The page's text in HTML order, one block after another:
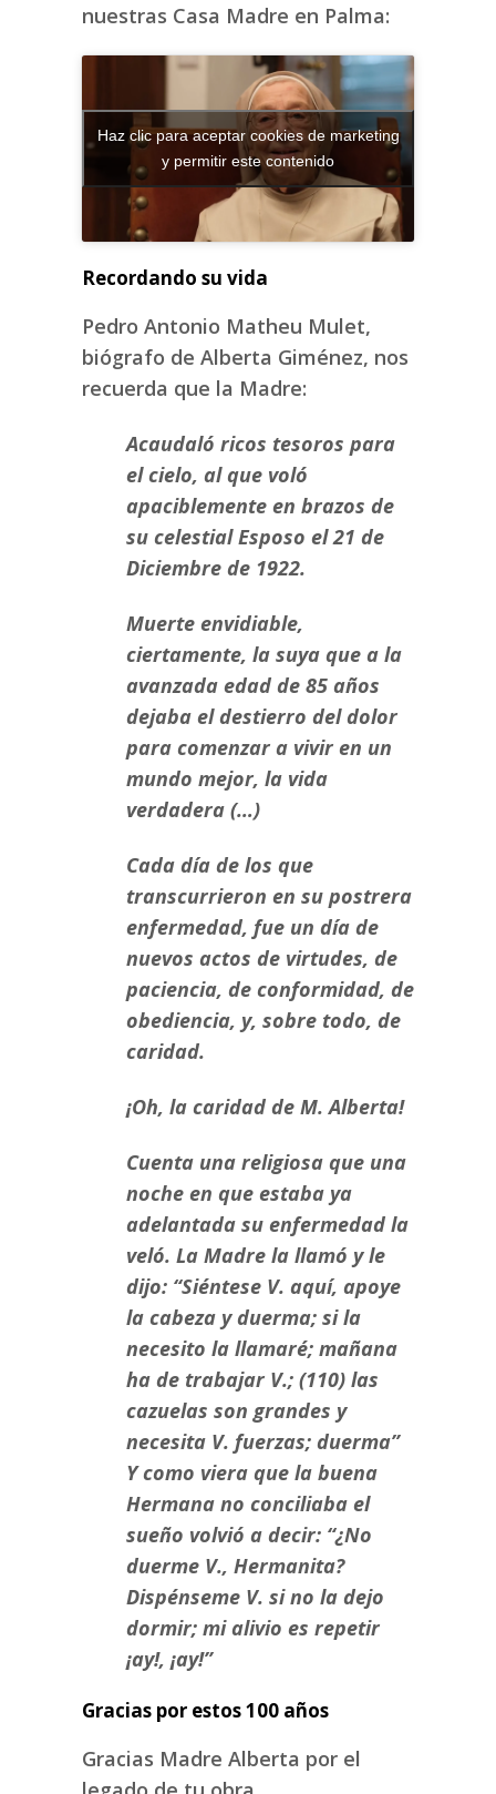
nuestras Casa Madre en Palma:
Haz clic para aceptar cookies de marketing
y permitir este contenido
Recordando su vida
Pedro Antonio Matheu Mulet,
biógrafo de Alberta Giménez, nos
recuerda que la Madre:
Acaudaló ricos tesoros para
el cielo, al que voló
apaciblemente en brazos de
su celestialEsposo el 21 de
Diciembre de 1922.
Muerte envidiable,
ciertamente, la suya que a la
avanzada edad de 85 años
dejaba el destierro del dolor
para comenzar a vivir en un
mundo mejor, la vida
verdadera (…)
Cada día de los que
transcurrieron en su postrera
enfermedad, fue un día de
nuevos actos de virtudes, de
paciencia, de conformidad, de
obediencia, y, sobre todo, de
caridad.
¡Oh, la caridad de M. Alberta!
Cuenta una religiosa que una
noche en que estaba ya
adelantada su enfermedad la
veló. La Madre la llamó y le
dijo: “Siéntese V. aquí, apoye
la cabeza y duerma; si la
necesito la llamaré; mañana
ha de trabajar V.; (110) las
cazuelas son grandes y
necesita V. fuerzas; duerma”
Y como viera que la buena
Hermana no conciliaba el
sueño volvió a decir: “¿No
duerme V., Hermanita?
Dispénseme V. si no la dejo
dormir; mi alivio es repetir
¡ay!, ¡ay!”
Gracias por estos 100 años
Gracias Madre Alberta por el